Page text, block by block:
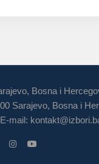
Bosna i
Sarajevo, Bosna i
mail: